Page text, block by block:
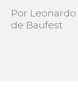
Por Leonardo
de Baufest